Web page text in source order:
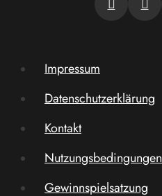
Impressum
Datenschutzerklärung
Kontakt
Nutzungsbedingungen
Gewinnspielsatzung